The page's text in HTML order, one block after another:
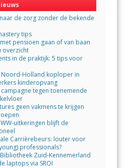
de zorg zonder de bekende
tips
pensioen gaan of van baan
overzicht
in de praktijk: 5 tips voor
Noord-Holland koploper in
kinderopvang
tegen toenemende
geen vakmens te krijgen
uitkeringen blijft de
Carrièrebeurs: louter voor
professionals?
Zuid-Kennemerland
laptops via SROI